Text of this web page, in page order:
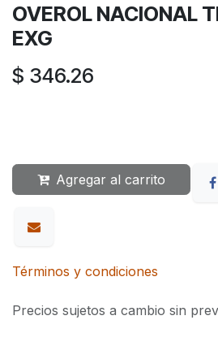
OVEROL NACIONAL
EXG
$ 346.26
Agregar al carrito
Términos y condiciones
Precios sujetos a cambio sin